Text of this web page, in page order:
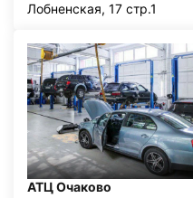
Лобненская, 17 стр.1
АТЦ Очаково